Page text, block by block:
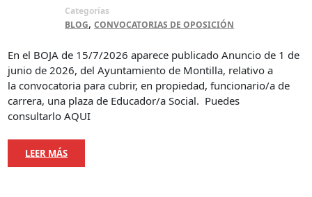
Categorías
BLOG,CONVOCATORIAS DE OPOSICIÓN
En el BOJA de 15/7/2026 aparece publicado Anuncio de 1 de
junio de 2026, del Ayuntamiento de Montilla, relativo a
la convocatoria para cubrir, en propiedad, funcionario/a de
carrera, una plaza de Educador/a Social. Puedes
consultarlo AQUI
LEER MÁS